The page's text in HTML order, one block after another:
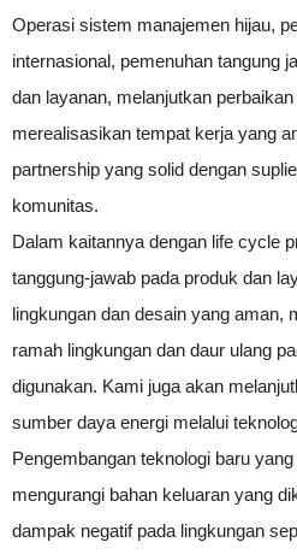
Operasi sistem manajemen hijau,
internasional, pemenuhan tangung
dan layanan, melanjutkan
merealisasikan tempat kerja yang
partnership yang solid dengan
komunitas.
Dalam kaitannya dengan life cycle
tanggung-jawab pada produk dan
lingkungan dan desain yang aman,
ramah lingkungan dan daur ulang
digunakan. Kami juga akan
sumber daya energi melalui
Pengembangan teknologi baru
mengurangi bahan keluaran yang
dampak negatif pada lingkungan